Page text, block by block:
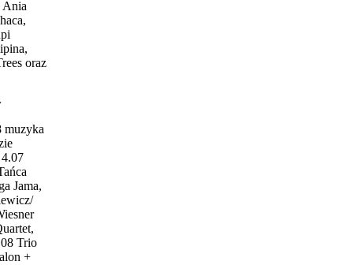
Ania
oraz
muzyka
Jama,
Trio
+